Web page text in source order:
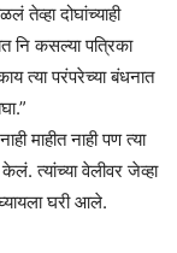
तेव्हा दोघांच्याही
नि कसल्या पत्रिका
त्या परंपरेच्या बंधनात
माहीत नाही पण त्या
त्यांच्या वेलीवर जेव्हा
घरी आले.